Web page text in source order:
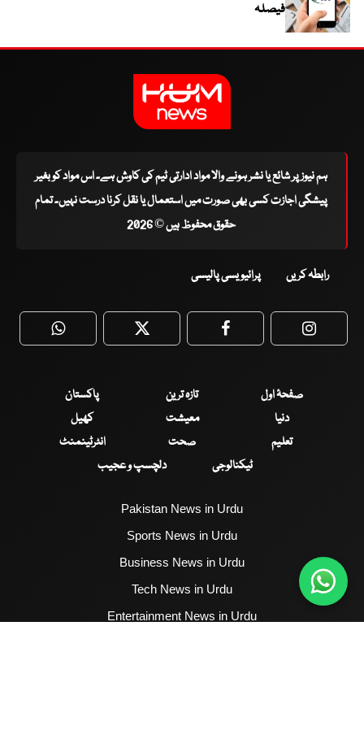
فیصلہ
ہم نیوز پر شائع یا نشر ہونے والا مواد ادارتی ٹیم کی کاوش ہے۔ اس مواد کو بغیر
پیشگی اجازت کسی بھی صورت میں استعمال یا نقل کرنا درست نہیں۔ تمام
حقوق محفوظ ہیں © 2026
رابطہ کریں پرائیویسی پالیسی
WhatsApp Twitter Facebook
صفحۂ اول تازہ ترین
پاکستان
دنیا
معیشت
کھیل
تعلیم
صحت
انٹرٹینمنٹ
ٹیکنالوجی
دلچسپ و عجیب
Pakistan News in Urdu
Sports News in Urdu
Business News in Urdu
Tech News in Urdu
Entertainment News in Urdu